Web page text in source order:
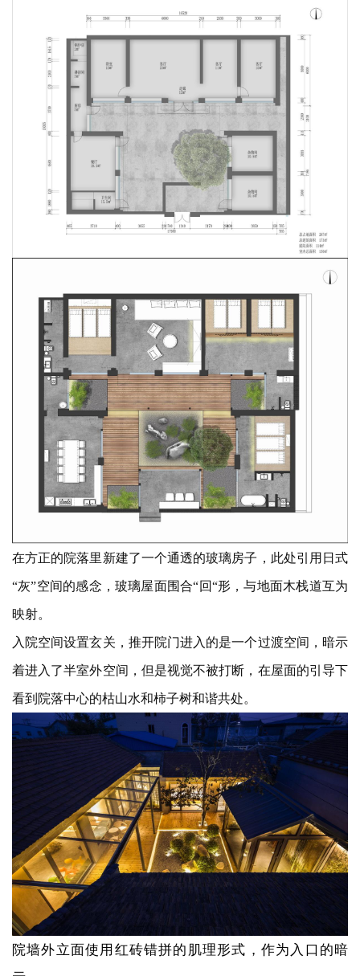
在方正的院落里新建了一个通透的玻璃房子，此处引用日式
“灰”空间的感念，玻璃屋面围合“回“形，与地面木栈道互为
映射。
入院空间设置玄关，推开院门进入的是一个过渡空间，暗示
着进入了半室外空间，但是视觉不被打断，在屋面的引导下
看到院落中心的枯山水和柿子树和谐共处。
院墙外立面使用红砖错拼的肌理形式， 作为入口的暗